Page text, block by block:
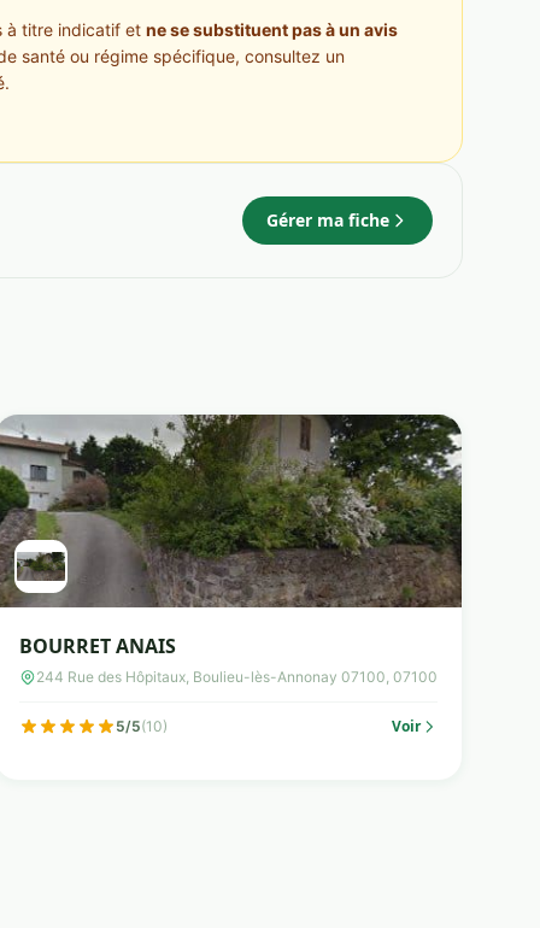
à titre indicatif et ne se substituent pas à un avis
santé ou régime spécifique, consultez un
Gérer ma fiche
BOURRET ANAIS
244 Rue des Hôpitaux, Boulieu-lès-Annonay 07100, 07100
5/5(10) Voir